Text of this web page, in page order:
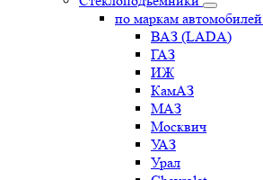
по маркам автомобилей
ВАЗ (LADA)
ГАЗ
ИЖ
КамАЗ
МАЗ
Москвич
УАЗ
Урал